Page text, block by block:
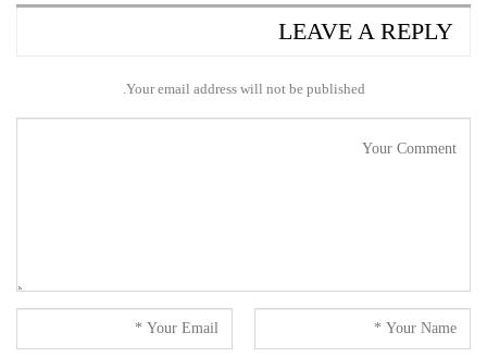
LEAVE A REPLY
Your email address will not be published.